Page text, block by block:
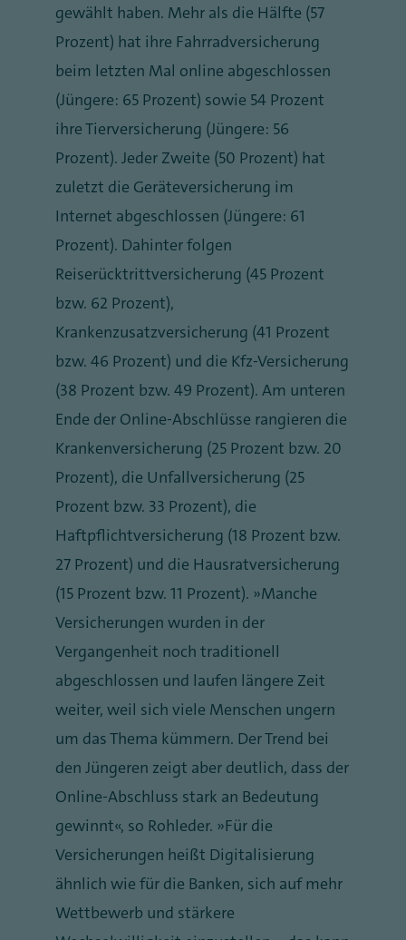
gewählt haben. Mehr als die Hälfte (57
Prozent) hat ihre Fahrradversicherung
beim letzten Mal online abgeschlossen
(Jüngere: 65 Prozent) sowie 54 Prozent
ihre Tierversicherung (Jüngere: 56
Prozent). Jeder Zweite (50 Prozent) hat
zuletzt die Geräteversicherung im
Internet abgeschlossen (Jüngere: 61
Prozent). Dahinter folgen
Reiserücktrittversicherung (45 Prozent
bzw. 62 Prozent),
Krankenzusatzversicherung (41 Prozent
bzw. 46 Prozent) und die Kfz-Versicherung
(38 Prozent bzw. 49 Prozent). Am unteren
Ende der Online-Abschlüsse rangieren die
Krankenversicherung (25 Prozent bzw. 20
Prozent), die Unfallversicherung (25
Prozent bzw. 33 Prozent), die
Haftpflichtversicherung (18 Prozent bzw.
27 Prozent) und die Hausratversicherung
(15 Prozent bzw. 11 Prozent). „Manche
Versicherungen wurden in der
Vergangenheit noch traditionell
abgeschlossen und laufen längere Zeit
weiter, weil sich viele Menschen ungern
um das Thema kümmern. Der Trend bei
den Jüngeren zeigt aber deutlich, dass der
Online-Abschluss stark an Bedeutung
gewinnt“, so Rohleder. „Für die
Versicherungen heißt Digitalisierung
ähnlich wie für die Banken, sich auf mehr
Wettbewerb und stärkere